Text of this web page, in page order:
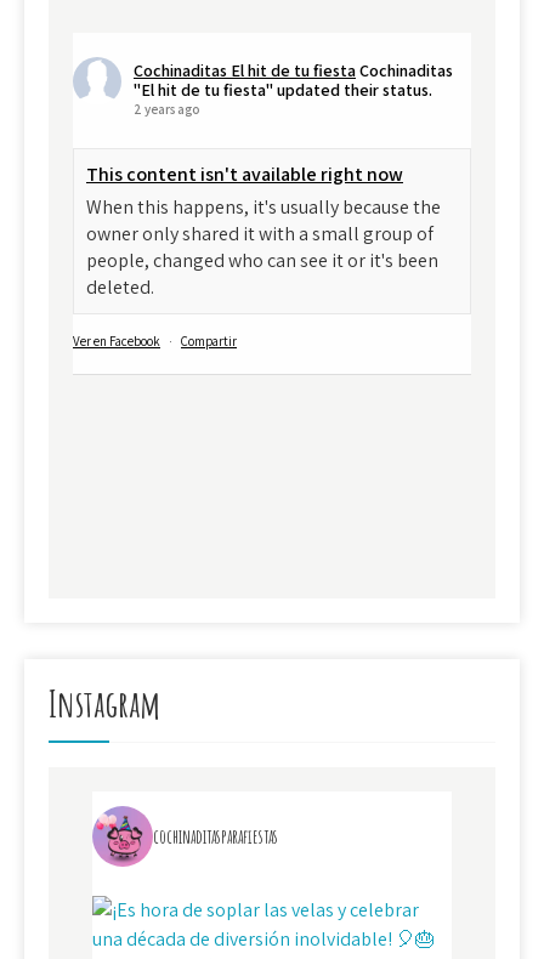
Cochinaditas El hit de tu fiestaCochinaditas
"El hit de tu fiesta" updated their status.
2 years ago
This content isn't available right now
When this happens, it's usually because the
owner only shared it with a small group of
people, changed who can see it or it's been
deleted.
Ver en Facebook · Compartir
Instagram
cochinaditasparafiestas